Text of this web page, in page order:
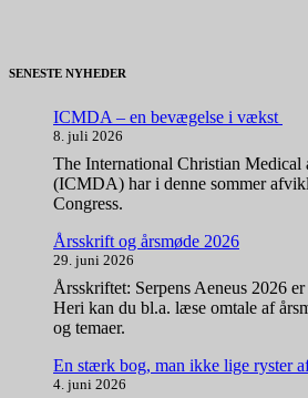
SENESTE NYHEDER
ICMDA – en bevægelse i vækst
8. juli 2026
The International Christian Medical
(ICMDA) har i denne sommer
Congress.
Årsskrift og årsmøde 2026
29. juni 2026
Årsskriftet: Serpens Aeneus 2026
Heri kan du bl.a. læse omtale af
og temaer.
En stærk bog, man ikke lige ryster
4. juni 2026